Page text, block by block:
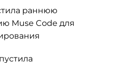
раннюю
Muse Code для